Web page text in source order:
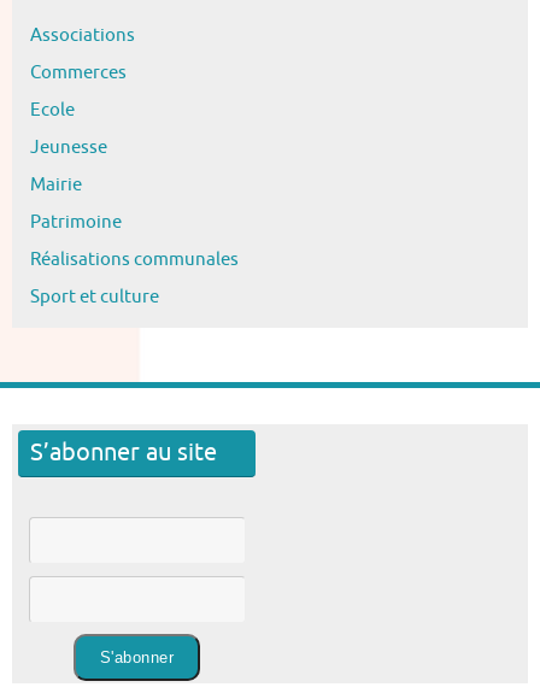
Associations
Commerces
Ecole
Jeunesse
Mairie
Patrimoine
Réalisations communales
Sport et culture
S’abonner au site